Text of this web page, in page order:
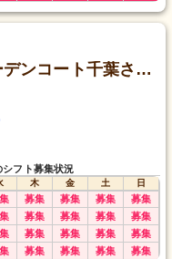
グループホーム ガーデンコート千葉さつきが丘
フト募集状況
木 金 土
日
募集 募集 募集 募集
募集 募集 募集 募集
募集 募集 募集 募集
募集 募集 募集 募集